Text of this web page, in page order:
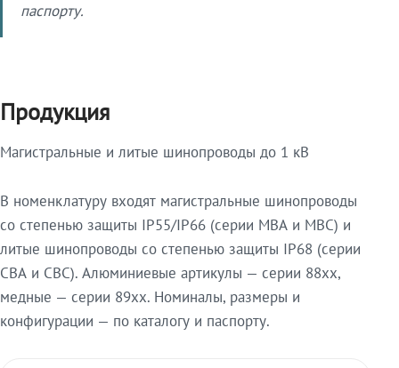
паспорту.
Продукция
Магистральные и литые шинопроводы до 1 кВ
В номенклатуру входят магистральные шинопроводы
со степенью защиты IP55/IP66 (серии МВА и МВС) и
литые шинопроводы со степенью защиты IP68 (серии
СВА и СВС). Алюминиевые артикулы — серии 88xx,
медные — серии 89xx. Номиналы, размеры и
конфигурации — по каталогу и паспорту.